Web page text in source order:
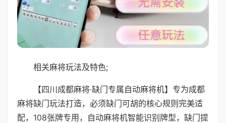
相关麻将玩法及特色;
【四川成都麻将·缺门专属自动麻将机】专为成都
麻将缺门玩法打造，必须缺门可胡的核心规则完美适
配，108张牌专用，自动麻将机智能识别牌型，缺门提